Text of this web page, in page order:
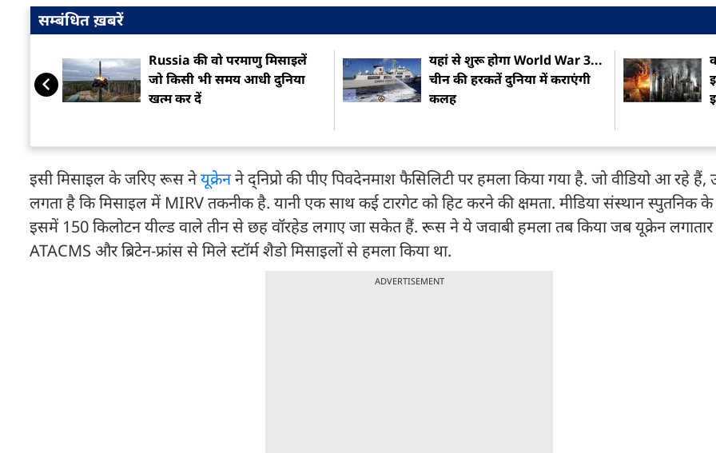
सम्बंधित ख़बरें
Russia की वो परमाणु मिसाइलें
जो किसी भी समय आधी दुनिया
खत्म कर दें
यहां से शुरू होगा World War 3...
चीन की हरकतें दुनिया में कराएंगी
कलह
इसी मिसाइल के जरिए रूस नेयूक्रेनने द्निप्रो की पीए पिवदेनमाश फैसिलिटी पर हमला किया गया है. जो वीडियो आ रहे
लगता है कि मिसाइल में MIRV तकनीक है. यानी एक साथ कई टारगेट को हिट करने की क्षमता. मीडिया संस्थान स्पुतनिक
इसमें 150 किलोटन यील्ड वाले तीन से छह वॉरहेड लगाए जा सकेत हैं. रूस ने ये जवाबी हमला तब किया जब यूक्रेन लगातार
ATACMS और ब्रिटेन-फ्रांस से मिले स्टॉर्म शैडो मिसाइलों से हमला किया था.
ADVERTISEMENT